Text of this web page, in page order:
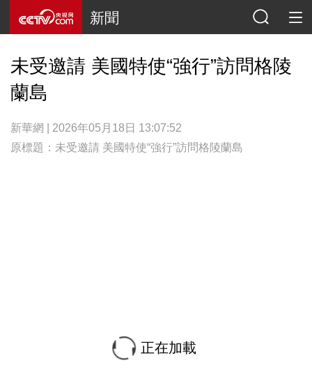
新聞
未受邀請 美國特使“強行”訪問格陵
蘭島
新華網 | 2026年05月18日 13:07:52
原標題：未受邀請 美國特使“強行”訪問格陵蘭島
正在加載